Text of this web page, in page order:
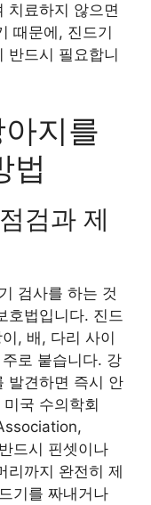
치료하지 않으면
때문에, 진드기
반드시 필요합니
지를
법
검과 제
검사를 하는 것
호법입니다. 진드
, 배, 다리 사이
로 붙습니다. 강
발견하면 즉시 안
국 수의학회
드시 핀셋이나
리까지 완전히 제
기를 짜내거나